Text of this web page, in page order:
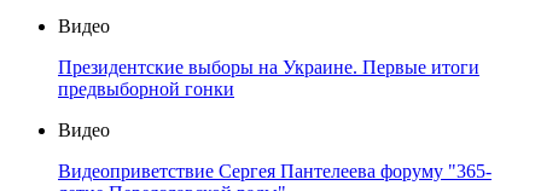
Видео
Президентские выборы на Украине. Первые итоги
предвыборной гонки
Видео
Видеоприветствие Сергея Пантелеева форуму "365-